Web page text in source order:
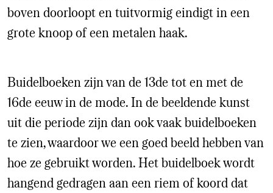
boven doorloopt en tuitvormig eindigt in een
grote knoop of een metalen haak.
Buidelboeken zijn van de 13de tot en met de
16de eeuw in de mode. In de beeldende kunst
uit die periode zijn dan ook vaak buidelboeken
te zien, waardoor we een goed beeld hebben van
hoe ze gebruikt worden. Het buidelboek wordt
hangend gedragen aan een riem of koord dat